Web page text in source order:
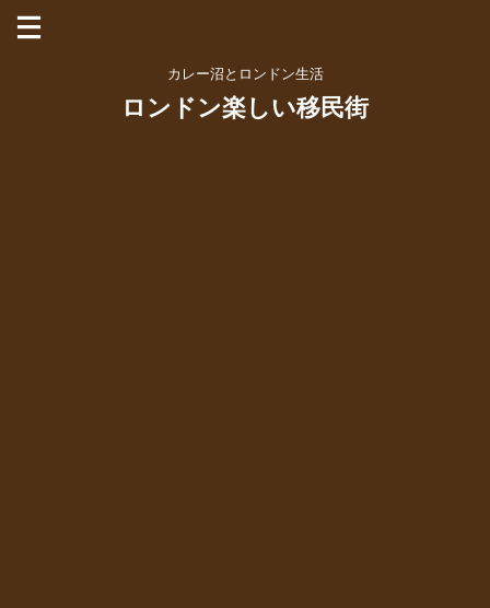
カレー沼とロンドン生活
ロンドン楽しい移民街